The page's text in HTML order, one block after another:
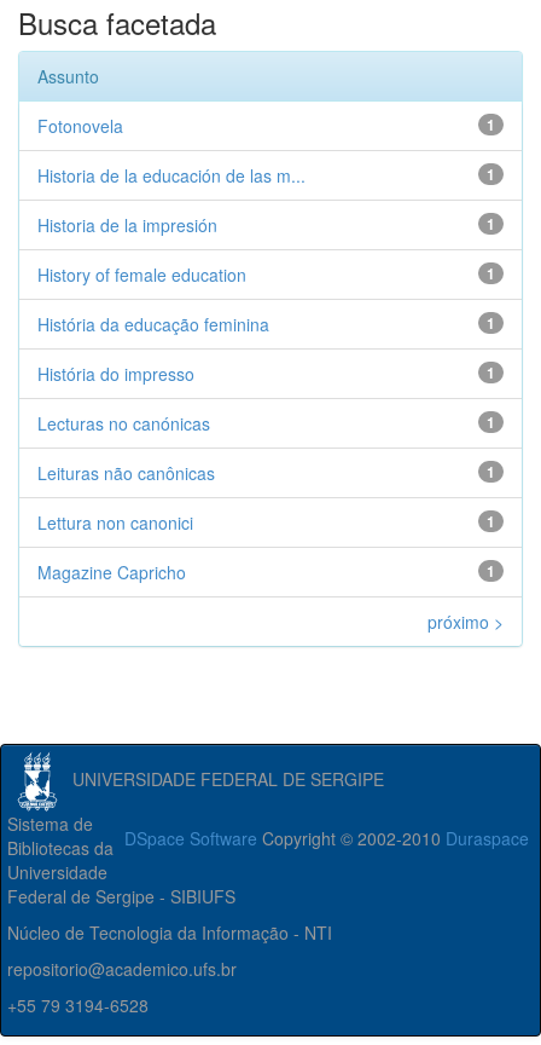
Busca facetada
Assunto
1
Fotonovela
1
Historia de la educación de las m...
1
Historia de la impresión
1
History of female education
1
História da educação feminina
1
História do impresso
1
Lecturas no canónicas
1
Leituras não canônicas
1
Lettura non canonici
1
Magazine Capricho
próximo >
UNIVERSIDADE FEDERAL DE SERGIPE
DSpace Software Copyright © 2002-2010 Duraspace
Sistema de
Bibliotecas da
Universidade
Federal de Sergipe - SIBIUFS
Núcleo de Tecnologia da Informação - NTI
repositorio@academico.ufs.br
+55 79 3194-6528